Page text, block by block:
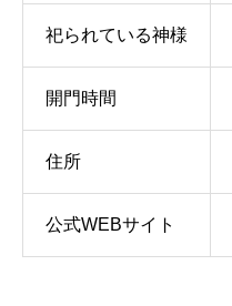
祀られている神様
開門時間
住所
公式WEBサイト